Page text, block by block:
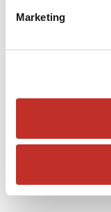
Marketing